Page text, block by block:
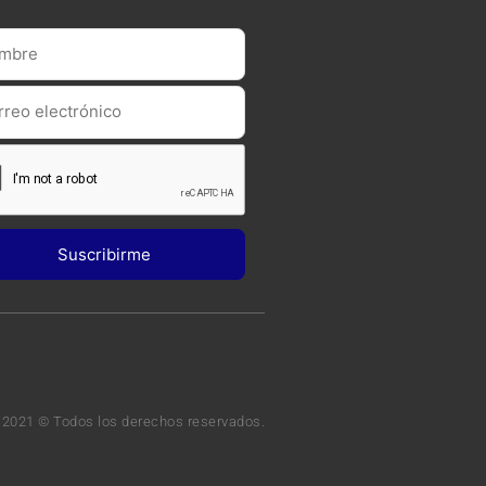
© Todos los derechos reservados.